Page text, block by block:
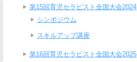
第15回育児セラピスト全国大会2024
シンポジウム
スキルアップ講座
第16回育児セラピスト全国大会2025